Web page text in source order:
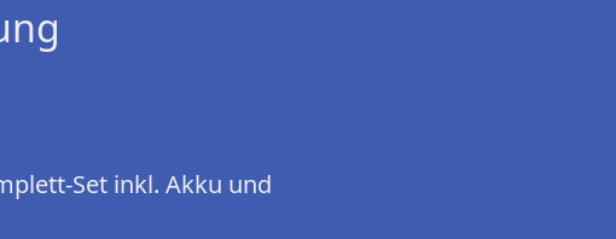
Set inkl. Akku und